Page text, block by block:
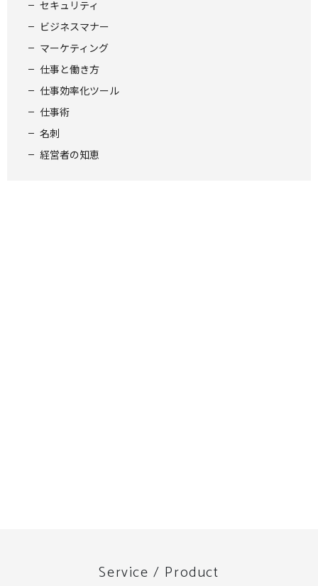
セキュリティ
ビジネスマナー
マーケティング
仕事と働き方
仕事効率化ツール
仕事術
名刺
経営者の知恵
Service / Product